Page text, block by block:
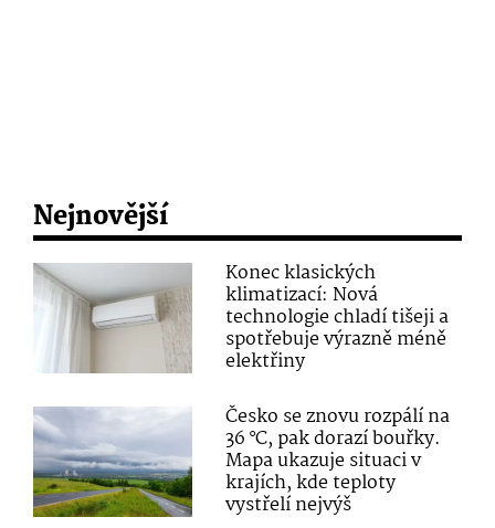
Nejnovější
Konec klasických
klimatizací: Nová
technologie chladí tišeji a
spotřebuje výrazně méně
elektřiny
Česko se znovu rozpálí na
36 °C, pak dorazí bouřky.
Mapa ukazuje situaci v
krajích, kde teploty
vystřelí nejvýš